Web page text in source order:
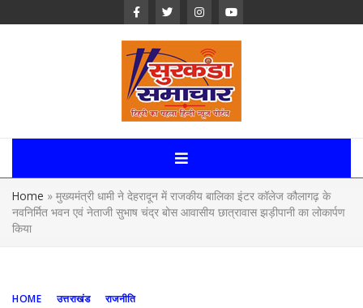
Surkanda
Samachar:
Uttarakhand,
Home » मुख्यमंत्री धामी ने देहरादून में राजकीय बालिका इंटर कॉलेज कौलागढ़ के
नवनिर्मित भवन एवं नेताजी सुभाष चंद्र बोस आवासीय छात्रावास झड़ीपानी का लोकार्पण
किया
HOME उत्तराखंड राजनीति